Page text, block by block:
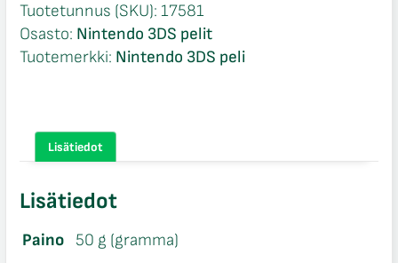
Rush
loose
Nintendo
Tuotetunnus (SKU): 17581
Osasto: Nintendo 3DS pelit
Tuotemerkki: Nintendo 3DS peli
Lisätiedot
Lisätiedot
Paino 50 g (gramma)